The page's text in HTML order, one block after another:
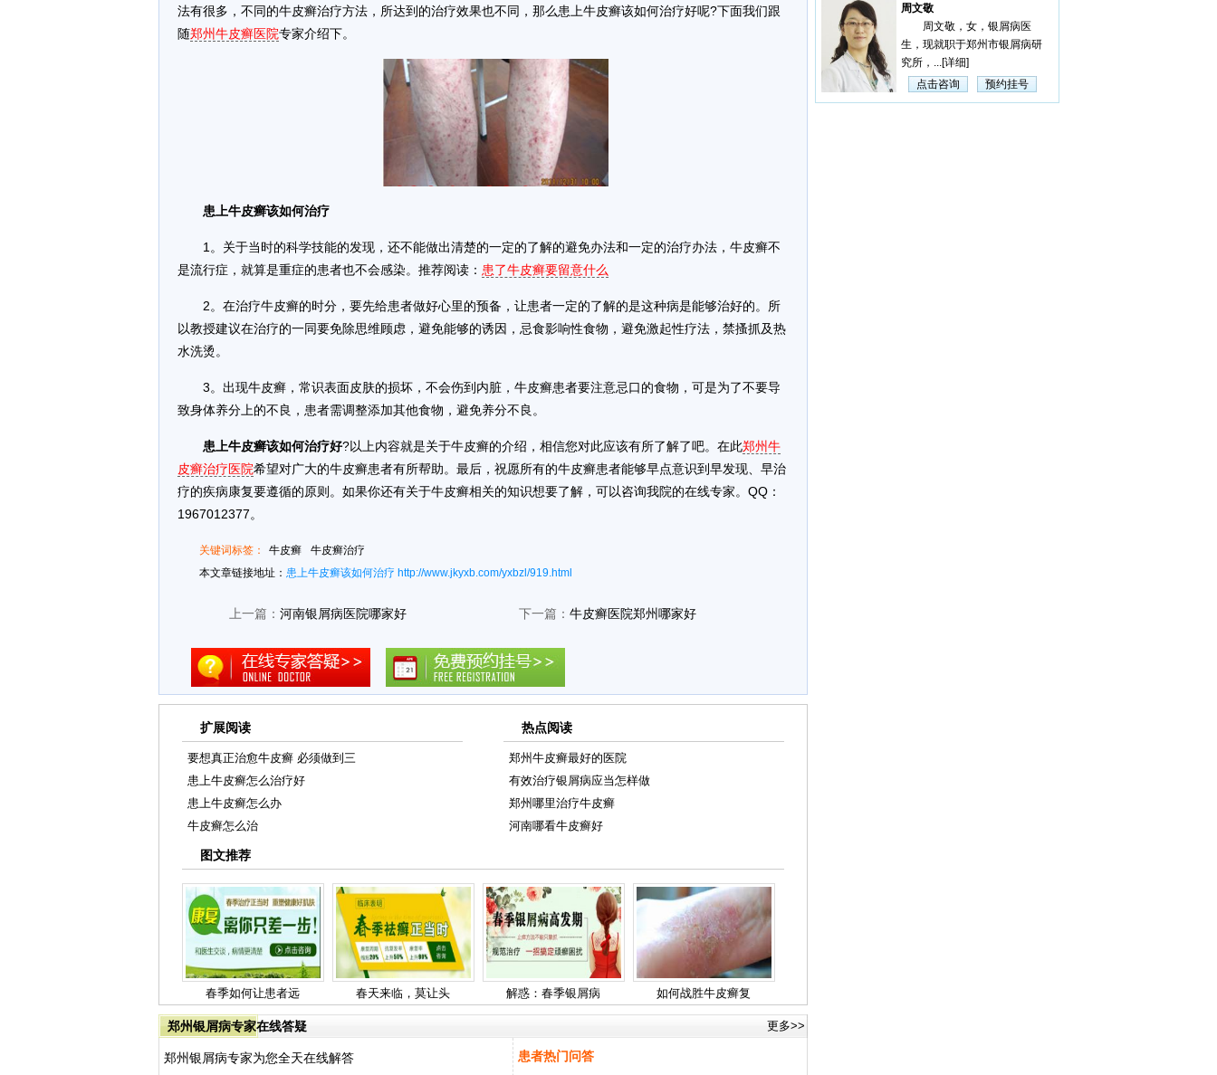
法有很多，不同的牛皮癣治疗方法，所达到的治疗效果也不同，那么患上牛皮癣该如何治疗好呢?下面我们跟
随郑州牛皮癣医院专家介绍下。
患上牛皮癣该如何治疗
1。关于当时的科学技能的发现，还不能做出清楚的一定的了解的避免办法和一定的治疗办法，牛皮癣不
是流行症，就算是重症的患者也不会感染。推荐阅读： 患了牛皮癣要留意什么
2。在治疗牛皮癣的时分，要先给患者做好心里的预备，让患者一定的了解的是这种病是能够治好的。所
以教授建议在治疗的一同要免除思维顾虑，避免能够的诱因，忌食影响性食物，避免激起性疗法，禁搔抓及热
水洗烫。
3。出现牛皮癣，常识表面皮肤的损坏，不会伤到内脏，牛皮癣患者要注意忌口的食物，可是为了不要导
致身体养分上的不良，患者需调整添加其他食物，避免养分不良。
患上牛皮癣该如何治疗好?以上内容就是关于牛皮癣的介绍，相信您对此应该有所了解了吧。在此郑州牛
皮癣治疗医院希望对广大的牛皮癣患者有所帮助。最后，祝愿所有的牛皮癣患者能够早点意识到早发现、早治
疗的疾病康复要遵循的原则。如果你还有关于牛皮癣相关的知识想要了解，可以咨询我院的在线专家。QQ：
1967012377。
关键词标签： 牛皮癣
牛皮癣治疗
本文章链接地址： 患上牛皮癣该如何治疗 http://www.jkyxb.com/yxbzl/919.html
上一篇： 河南银屑病医院哪家好 下一篇： 牛皮癣医院郑州哪家好
扩展阅读
要想真正治愈牛皮癣 必须做到三
患上牛皮癣怎么治疗好
患上牛皮癣怎么办
牛皮癣怎么治
热点阅读
郑州牛皮癣最好的医院
有效治疗银屑病应当怎样做
郑州哪里治疗牛皮癣
河南哪看牛皮癣好
图文推荐
春季如何让患者远 春天来临，莫让头 解惑：春季银屑病 如何战胜牛皮癣复
郑州银屑病专家在线答疑 更多>>
郑州银屑病专家为您全天在线解答 患者热门问答
周文敬
周文敬，女，银屑病医
生，现就职于郑州市银屑病研
究所，... [详细]
预约挂号
点击咨询